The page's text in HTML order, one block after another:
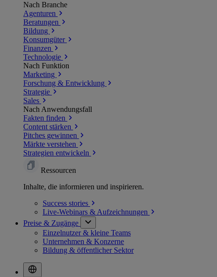
Nach Branche
Agenturen
Beratungen
Bildung
Konsumgüter
Finanzen
Technologie
Nach Funktion
Marketing
Forschung & Entwicklung
Strategie
Sales
Nach Anwendungsfall
Fakten finden
Content stärken
Pitches gewinnen
Märkte verstehen
Strategien entwickeln
Ressourcen
Inhalte, die informieren und inspirieren.
Success stories
Live-Webinars & Aufzeichnungen
Preise & Zugänge
Einzelnutzer & kleine Teams
Unternehmen & Konzerne
Bildung & öffentlicher Sektor